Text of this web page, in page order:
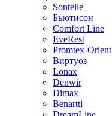
Sontelle
Бьютисон
Comfort Line
EveRest
Promtex-Orient
Виртуоз
Lonax
Denwir
Dimax
Benartti